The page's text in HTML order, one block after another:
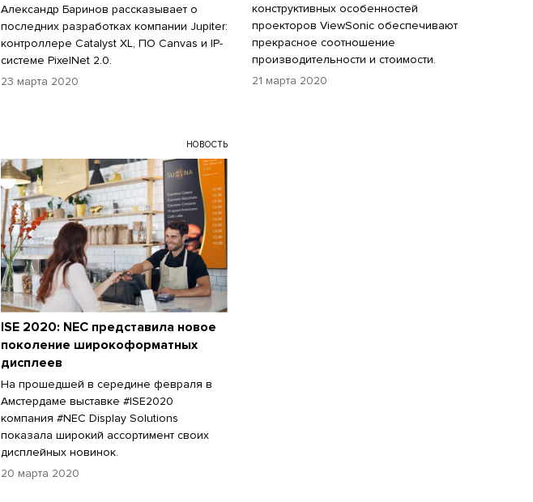
Александр Баринов рассказывает о
последних разработках компании Jupiter:
контроллере Catalyst XL, ПО Canvas и IP-
системе PixelNet 2.0.
23 марта 2020
конструктивных особенностей
проекторов ViewSonic обеспечивают
прекрасное соотношение
производительности и стоимости.
21 марта 2020
НОВОСТЬ
ISE 2020: NEC представила новое
поколение широкоформатных
дисплеев
На прошедшей в середине февраля в
Амстердаме выставке #ISE2020
компания #NEC Display Solutions
показала широкий ассортимент своих
дисплейных новинок.
20 марта 2020